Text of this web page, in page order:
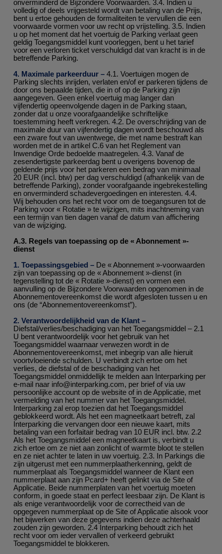
onverminderd de Bijzondere Voorwaarden. 3.4. Indien u
volledig of deels vrijgesteld wordt van betaling van de Prijs,
bent u ertoe gehouden de formaliteiten te vervullen die een
voorwaarde vormen voor uw recht op vrijstelling. 3.5. Indien
u op het moment dat het voertuig de Parking verlaat geen
geldig Toegangsmiddel kunt voorleggen, bent u het tarief
voor een verloren ticket verschuldigd dat van kracht is in de
betreffende Parking.
4. Maximale parkeerduur – 4.1. Voertuigen mogen de
Parking slechts inrijden, verlaten en/of er parkeren tijdens de
door ons bepaalde tijden, die in of op de Parking zijn
aangegeven. Geen enkel voertuig mag langer dan
vijfendertig opeenvolgende dagen in de Parking staan,
zonder dat u onze voorafgaandelijke schriftelijke
toestemming heeft verkregen. 4.2. De overschrijding van de
maximale duur van vijfendertig dagen wordt beschouwd als
een zware fout van uwentwege, die met name bestraft kan
worden met de in artikel C.6 van het Reglement van
Inwendige Orde bedoelde maatregelen. 4.3. Vanaf de
zesendertigste parkeerdag bent u overigens bovenop de
geldende prijs voor het parkeren een bedrag van minimaal
20 EUR (incl. btw) per dag verschuldigd (afhankelijk van de
betreffende Parking), zonder voorafgaande ingebrekestelling
en onverminderd schadevergoedingen en interesten. 4.4.
Wij behouden ons het recht voor om de toegangsuren tot de
Parking voor « Rotatie » te wijzigen, mits inachtneming van
een termijn van tien dagen vanaf de datum van affichering
van de wijziging.
A.3. Regels van toepassing op de « Abonnement »-
dienst
1. Toepassingsgebied – De « Abonnement »-voorwaarden
zijn van toepassing op de « Abonnement »-dienst (in
tegenstelling tot de « Rotatie »-dienst) en vormen een
aanvulling op de Bijzondere Voorwaarden opgenomen in de
Abonnementovereenkomst die wordt afgesloten tussen u en
ons (de “Abonnementovereenkomst”).
2. Verantwoordelijkheid van de Klant –
Diefstal/verlies/beschadiging van het Toegangsmiddel – 2.1
U bent verantwoordelijk voor het gebruik van het
Toegangsmiddel waarnaar verwezen wordt in de
Abonnementovereenkomst, met inbegrip van alle hieruit
voortvloeiende schulden. U verbindt zich ertoe om het
verlies, de diefstal of de beschadiging van het
Toegangsmiddel onmiddellijk te melden aan Interparking per
e-mail naar info@interparking.com, per brief of via uw
persoonlijke account op de website of in de Applicatie, met
vermelding van het nummer van het Toegangsmiddel.
Interparking zal erop toezien dat het Toegangsmiddel
geblokkeerd wordt. Als het een magneetkaart betreft, zal
Interparking die vervangen door een nieuwe kaart, mits
betaling van een forfaitair bedrag van 10 EUR incl. btw. 2.2
Als het Toegangsmiddel een magneetkaart is, verbindt u
zich ertoe om ze niet aan zonlicht of warmte bloot te stellen
en ze niet achter te laten in uw voertuig. 2.3. In Parkings die
zijn uitgerust met een nummerplaatherkenning, geldt de
nummerplaat als Toegangsmiddel wanneer de Klant een
nummerplaat aan zijn Pcard+ heeft gelinkt via de Site of
Applicatie. Beide nummerplaten van het voertuig moeten
conform, in goede staat en perfect leesbaar zijn. De Klant is
als enige verantwoordelijk voor de correctheid van de
opgegeven nummerplaat op de Site of Applicatie alsook voor
het bijwerken van deze gegevens indien deze achterhaald
zouden zijn geworden. 2.4 Interparking behoudt zich het
recht voor om ieder vervallen of verkeerd gebruikt
Toegangsmiddel te blokkeren.